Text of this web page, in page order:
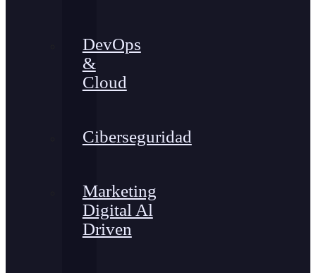
DevOps
&
Cloud
Ciberseguridad
Marketing
Digital Al
Driven